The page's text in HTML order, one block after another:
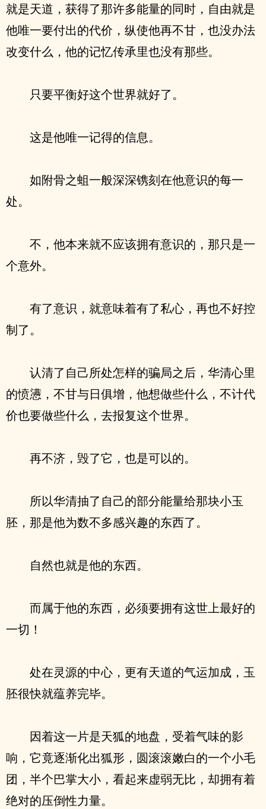
就是天道，获得了那许多能量的同时，自由就是
他唯一要付出的代价，纵使他再不甘，也没办法
改变什么，他的记忆传承里也没有那些。
只要平衡好这个世界就好了。
这是他唯一记得的信息。
如附骨之蛆一般深深镌刻在他意识的每一
处。
不，他本来就不应该拥有意识的，那只是一
个意外。
有了意识，就意味着有了私心，再也不好控
制了。
认清了自己所处怎样的骗局之后，华清心里
的愤懑，不甘与日俱增，他想做些什么，不计代
价也要做些什么，去报复这个世界。
再不济，毁了它，也是可以的。
所以华清抽了自己的部分能量给那块小玉
胚，那是他为数不多感兴趣的东西了。
自然也就是他的东西。
而属于他的东西，必须要拥有这世上最好的
一切！
处在灵源的中心，更有天道的气运加成，玉
胚很快就蕴养完毕。
因着这一片是天狐的地盘，受着气味的影
响，它竟逐渐化出狐形，圆滚滚嫩白的一个小毛
团，半个巴掌大小，看起来虚弱无比，却拥有着
绝对的压倒性力量。